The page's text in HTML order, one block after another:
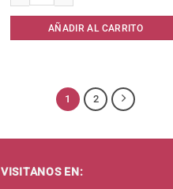
AÑADIR AL CARRITO
1 2
VISITANOS EN: